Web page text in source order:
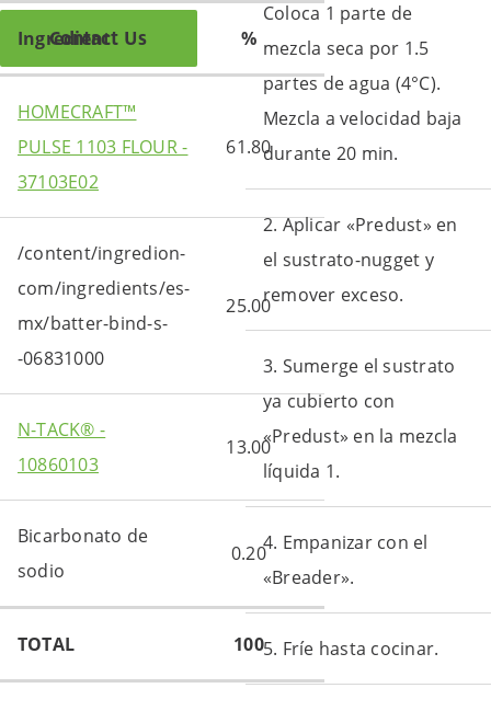
Contact Us
Ingredient %
HOMECRAFT™
PULSE 1103 FLOUR -
37103E02
61.80
/content/ingredion-
com/ingredients/es-
mx/batter-bind-s-
-06831000
25.00
N-TACK® -
10860103
13.00
Bicarbonato de
sodio
0.20
TOTAL 100
Coloca 1 parte de
mezcla seca por 1.5
partes de agua (4°C).
Mezcla a velocidad baja
durante 20 min.
2. Aplicar «Predust» en
el sustrato-nugget y
remover exceso.
3. Sumerge el sustrato
ya cubierto con
«Predust» en la mezcla
líquida 1.
4. Empanizar con el
«Breader».
5. Fríe hasta cocinar.